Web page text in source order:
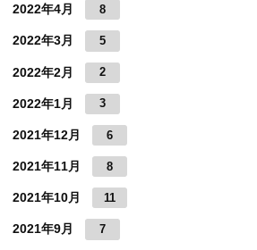
2022年4月 8
2022年3月 5
2022年2月 2
2022年1月 3
2021年12月 6
2021年11月 8
2021年10月 11
2021年9月 7